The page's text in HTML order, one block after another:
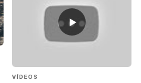
▶
VÍDEOS